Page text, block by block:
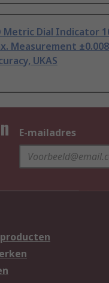
Metric Dial Indicator
Measurement ±0.008
UKAS
E-mailadres
producten